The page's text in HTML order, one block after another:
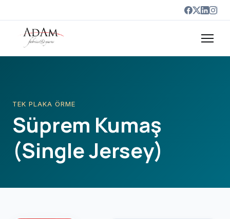
TEK PLAKA ÖRME
Süprem Kumaş
(Single Jersey)